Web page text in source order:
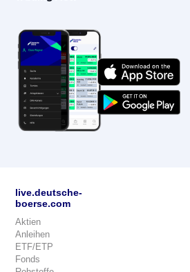
live.deutsche-
boerse.com
Aktien
Anleihen
ETF/ETP
Fonds